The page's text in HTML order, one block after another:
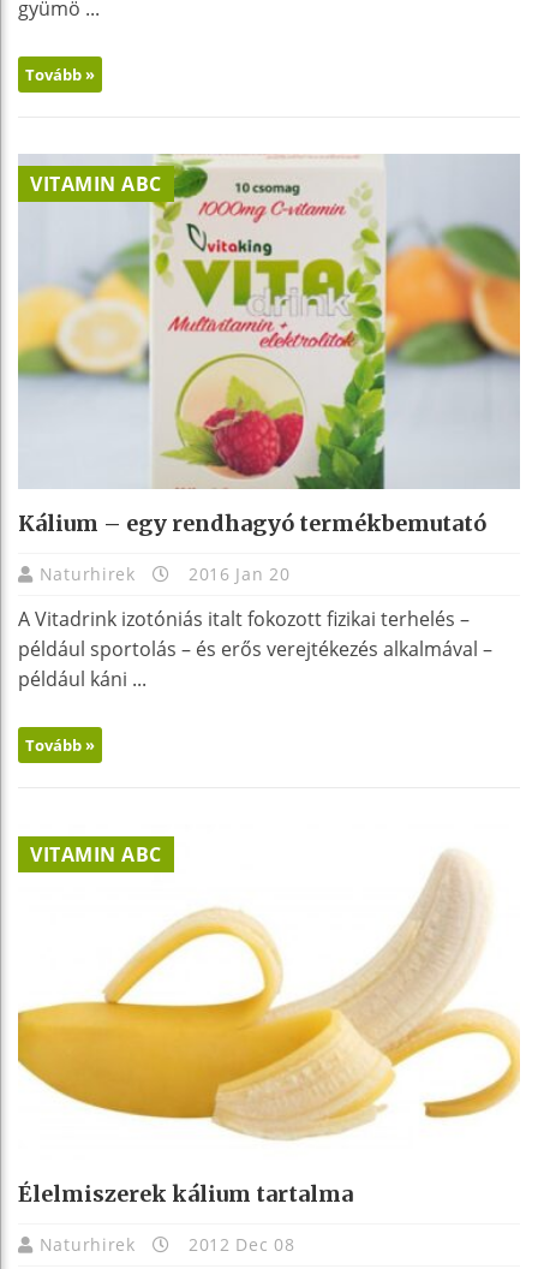
gyümö ...
Tovább »
VITAMIN ABC
Kálium – egy rendhagyó termékbemutató
Naturhirek 2016 Jan 20
A Vitadrink izotóniás italt fokozott fizikai terhelés –
például sportolás – és erős verejtékezés alkalmával –
például káni ...
Tovább »
VITAMIN ABC
Élelmiszerek kálium tartalma
Naturhirek 2012 Dec 08